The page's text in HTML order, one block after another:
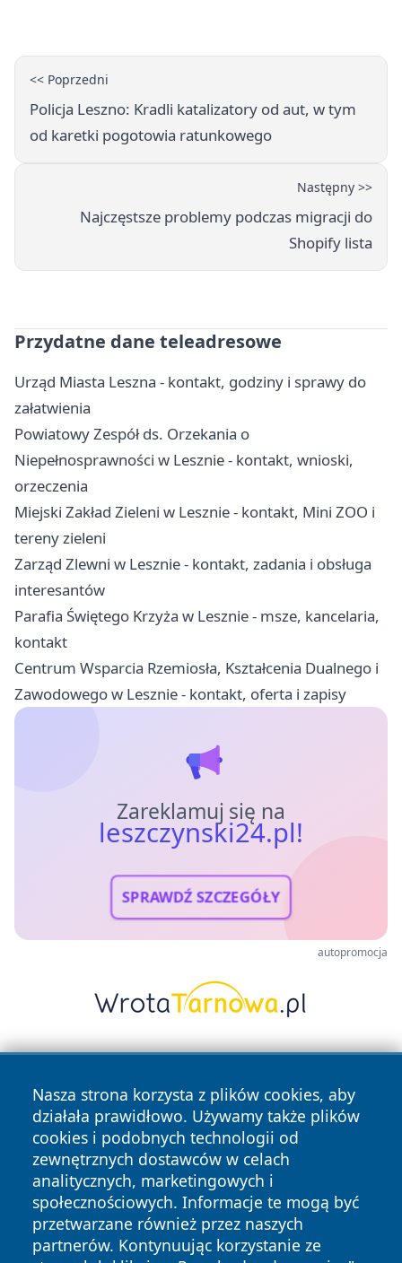
<< Poprzedni
Policja Leszno: Kradli katalizatory od aut, w tym
od karetki pogotowia ratunkowego
Następny >>
Najczęstsze problemy podczas migracji do
Shopify lista
Przydatne dane teleadresowe
Urząd Miasta Leszna - kontakt, godziny i sprawy do
załatwienia
Powiatowy Zespół ds. Orzekania o
Niepełnosprawności w Lesznie - kontakt, wnioski,
orzeczenia
Miejski Zakład Zieleni w Lesznie - kontakt, Mini ZOO i
tereny zieleni
Zarząd Zlewni w Lesznie - kontakt, zadania i obsługa
interesantów
Parafia Świętego Krzyża w Lesznie - msze, kancelaria,
kontakt
Centrum Wsparcia Rzemiosła, Kształcenia Dualnego i
Zawodowego w Lesznie - kontakt, oferta i zapisy
Zareklamuj się na
leszczynski24.pl!
SPRAWDŹ SZCZEGÓŁY
autopromocja
Nasza strona korzysta z plików cookies, aby
działała prawidłowo. Używamy także plików
cookies i podobnych technologii od
zewnętrznych dostawców w celach
analitycznych, marketingowych i
społecznościowych. Informacje te mogą być
przetwarzane również przez naszych
partnerów. Kontynuując korzystanie ze
Copyright © 2026 leszczynski24.pl Wszystkie prawa
zastrzeżone.
News Autorzy
Polityka
Polityka